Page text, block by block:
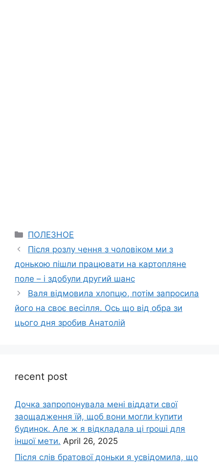
Categories
ПОЛЕЗНОЕ
Після розлу чення з чоловіком ми з
донькою пішли працювати на картопляне
поле – і здобули другий шанс
Валя відмовила хлопцю, потім запросила
його на своє весілля. Ось що від обра зи
цього дня зробив Анатолій
recent post
Дочка запpопонувала мені віддати свої
заощадження їй, щоб вони могли kупити
будинок. Але ж я відкладала ці rроші для
іншої мети. April 26, 2025
Після слів братової доньки я усвідомила, що